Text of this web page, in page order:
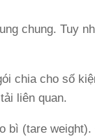
chung. Tuy
chia cho số
liên quan.
bì (tare